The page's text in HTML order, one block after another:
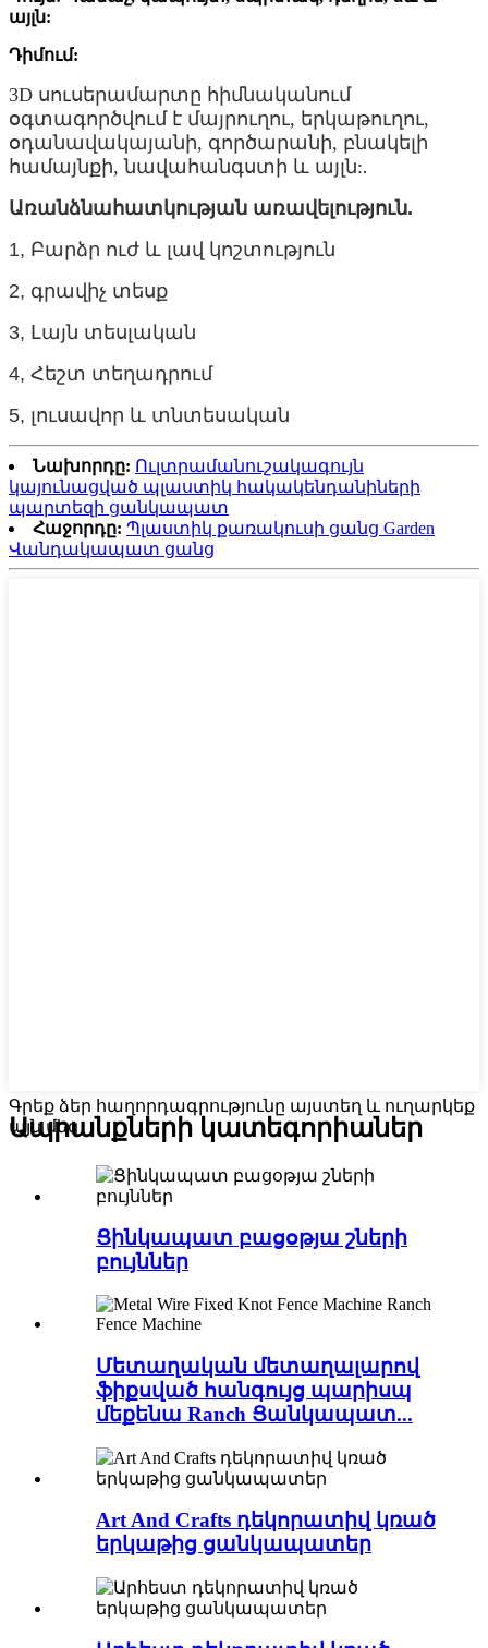
այլն:
Դիմում:
3D սուսերամարտը հիմնականում
օգտագործվում է մայրուղու, երկաթուղու,
օդանավակայանի, գործարանի, բնակելի
համայնքի, նավահանգստի և այլն:.
Առանձնահատկության առավելություն.
1, Բարձր ուժ և լավ կոշտություն
2, գրավիչ տեսք
3, Լայն տեսլական
4, Հեշտ տեղադրում
5, լուսավոր և տնտեսական
Նախորդը: Ուլտրամանուշակագույն
կայունացված պլաստիկ հակակենդանիների
պարտեզի ցանկապատ
Հաջորդը: Պլաստիկ քառակուսի ցանց Garden
Վանդակապատ ցանց
Գրեք ձեր հաղորդագրությունը այստեղ և ուղարկեք
այն մեզ
Ապրանքների կատեգորիաներ
Ցինկապատ բացօթյա շների
բույններ
Մետաղական մետաղալարով
ֆիքսված հանգույց պարիսպ
մեքենա Ranch Ցանկապատ...
Art And Crafts դեկորատիվ կռած
երկաթից ցանկապատեր